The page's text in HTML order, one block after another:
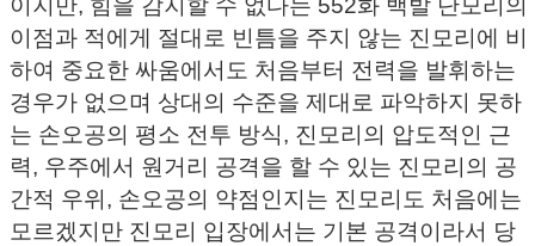
이지만, 힘을 감지할 수 없다는 552화 백발 단모리의
이점과 적에게 절대로 빈틈을 주지 않는 진모리에 비
하여 중요한 싸움에서도 처음부터 전력을 발휘하는
경우가 없으며 상대의 수준을 제대로 파악하지 못하
는 손오공의 평소 전투 방식, 진모리의 압도적인 근
력, 우주에서 원거리 공격을 할 수 있는 진모리의 공
간적 우위, 손오공의 약점인지는 진모리도 처음에는
모르겠지만 진모리 입장에서는 기본 공격이라서 당